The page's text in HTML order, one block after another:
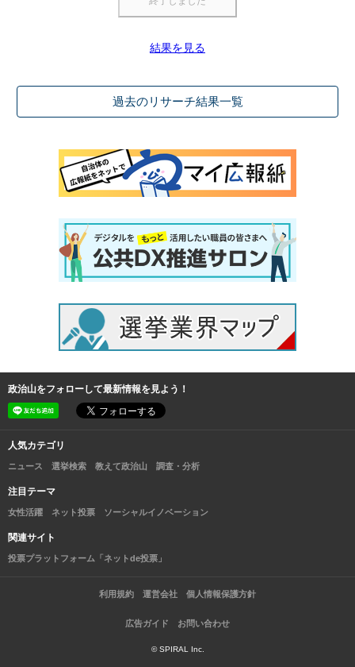
結果を見る
過去のリサーチ結果一覧
政治山をフォローして最新情報を見よう！
人気カテゴリ
ニュース 選挙検索 教えて政治山 調査・分析
注目テーマ
女性活躍 ネット投票 ソーシャルイノベーション
関連サイト
投票プラットフォーム「ネットde投票」
利用規約 運営会社 個人情報保護方針
広告ガイド お問い合わせ
© SPIRAL Inc.